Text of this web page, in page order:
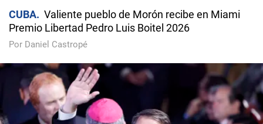
CUBA
Valiente pueblo de Morón recibe en Miami
Premio Libertad Pedro Luis Boitel 2026
Por Daniel Castropé